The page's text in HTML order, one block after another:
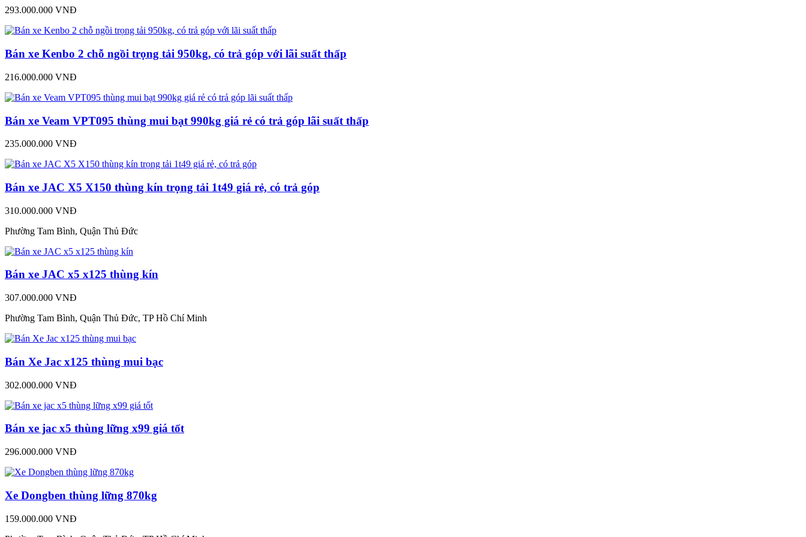
293.000.000 VNĐ
Bán xe Kenbo 2 chỗ ngồi trọng tải 950kg, có trả góp với lãi suất thấp
216.000.000 VNĐ
Bán xe Veam VPT095 thùng mui bạt 990kg giá rẻ có trả góp lãi suất thấp
235.000.000 VNĐ
Bán xe JAC X5 X150 thùng kín trọng tải 1t49 giá rẻ, có trả góp
310.000.000 VNĐ
Phường Tam Bình, Quận Thủ Đức
Bán xe JAC x5 x125 thùng kín
307.000.000 VNĐ
Phường Tam Bình, Quận Thủ Đức, TP Hồ Chí Minh
Bán Xe Jac x125 thùng mui bạc
302.000.000 VNĐ
Bán xe jac x5 thùng lững x99 giá tốt
296.000.000 VNĐ
Xe Dongben thùng lững 870kg
159.000.000 VNĐ